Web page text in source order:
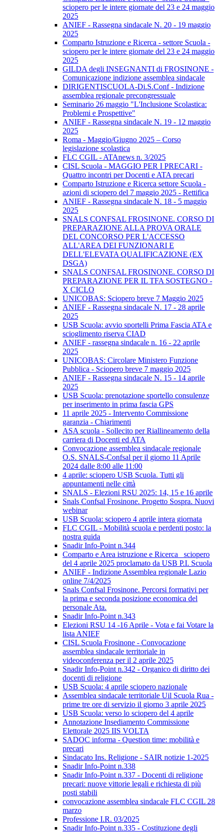
sciopero per le intere giornate del 23 e 24 maggio
2025
ANIEF - Rassegna sindacale N. 20 - 19 maggio
2025
Comparto Istruzione e Ricerca - settore Scuola -
sciopero per le intere giornate del 23 e 24 maggio
2025
GILDA degli INSEGNANTI di FROSINONE -
Comunicazione indizione assemblea sindacale
DIRIGENTISCUOLA-Di.S.Conf - Indizione
assemblea regionale precongressuale
Seminario 26 maggio "L'Inclusione Scolastica:
Problemi e Prospettive"
ANIEF - Rassegna sindacale N. 19 - 12 maggio
2025
Roma - Maggio/Giugno 2025 – Corso
legislazione scolastica
FLC CGIL - ATAnews n. 3/2025
CISL Scuola - MAGGIO PER I PRECARI -
Quattro incontri per Docenti e ATA precari
Comparto Istruzione e Ricerca settore Scuola -
azioni di sciopero del 7 maggio 2025 - Rettifica
ANIEF - Rassegna sindacale N. 18 - 5 maggio
2025
SNALS CONFSAL FROSINONE. CORSO DI
PREPARAZIONE ALLA PROVA ORALE
DEL CONCORSO PER L'ACCESSO
ALL'AREA DEI FUNZIONARI E
DELL'ELEVATA QUALIFICAZIONE (EX
DSGA)
SNALS CONFSAL FROSINONE. CORSO DI
PREPARAZIONE PER IL TFA SOSTEGNO -
X CICLO
UNICOBAS: Sciopero breve 7 Maggio 2025
ANIEF - Rassegna sindacale N. 17 - 28 aprile
2025
USB Scuola: avvio sportelli Prima Fascia ATA e
scioglimento riserva CIAD
ANIEF - rassegna sindacale n. 16 - 22 aprile
2025
UNICOBAS: Circolare Ministero Funzione
Pubblica - Sciopero breve 7 maggio 2025
ANIEF - Rassegna sindacale N. 15 - 14 aprile
2025
USB Scuola: prenotazione sportello consulenze
per inserimento in prima fascia GPS
11 aprile 2025 - Intervento Commissione
garanzia - Chiarimenti
ASA scuola - Sollecito per Riallineamento della
carriera di Docenti ed ATA
Convocazione assemblea sindacale regionale
O.S. SNALS-Confsal per il giorno 11 Aprile
2024 dalle 8:00 alle 11:00
4 aprile: sciopero USB Scuola. Tutti gli
appuntamenti nelle città
SNALS - Elezioni RSU 2025: 14, 15 e 16 aprile
Snals Confsal Frosinone. Progetto Sospra. Nuovi
webinar
USB Scuola: sciopero 4 aprile intera giornata
FLC CGIL - Mobilità scuola e perdenti posto: la
nostra guida
Snadir Info-Point n.344
Comparto e Area istruzione e Ricerca_ sciopero
del 4 aprile 2025 proclamato da USB P.I. Scuola
ANIEF - Indizione Assemblea regionale Lazio
online 7/4/2025
Snals Confsal Frosinone. Percorsi formativi per
la prima e seconda posizione economica del
personale Ata.
Snadir Info-Point n.343
Elezioni RSU 14 -16 Aprile - Vota e fai Votare la
lista ANIEF
CISL Scuola Frosinone - Convocazione
assemblea sindacale territoriale in
videoconferenza per il 2 aprile 2025
Snadir Info-Point n.342 - Organico di diritto dei
docenti di religione
USB Scuola: 4 aprile sciopero nazionale
Assemblea sindacale territoriale Uil Scuola Rua -
prime tre ore di servizio il giorno 3 aprile 2025
USB Scuola: verso lo sciopero del 4 aprile
Annotazione Insediamento Commissione
Elettorale 2025 IIS VOLTA
SADOC informa - Question time: mobilità e
precari
Sindacato Ins. Religione - SAIR notizie 1-2025
Snadir Info-Point n.338
Snadir Info-Point n.337 - Docenti di religione
precari: nuove vittorie legali e richiesta di più
posti stabili
convocazione assemblea sindacale FLC CGIL 28
marzo
Professione I.R. 03/2025
Snadir Info-Point n.335 - Costituzione degli